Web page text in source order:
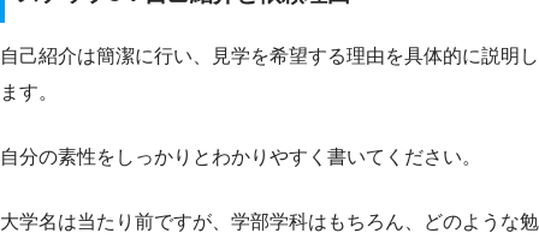
自己紹介は簡潔に行い、見学を希望する理由を具体的に説明し
ます。
自分の素性をしっかりとわかりやすく書いてください。
大学名は当たり前ですが、学部学科はもちろん、どのような勉